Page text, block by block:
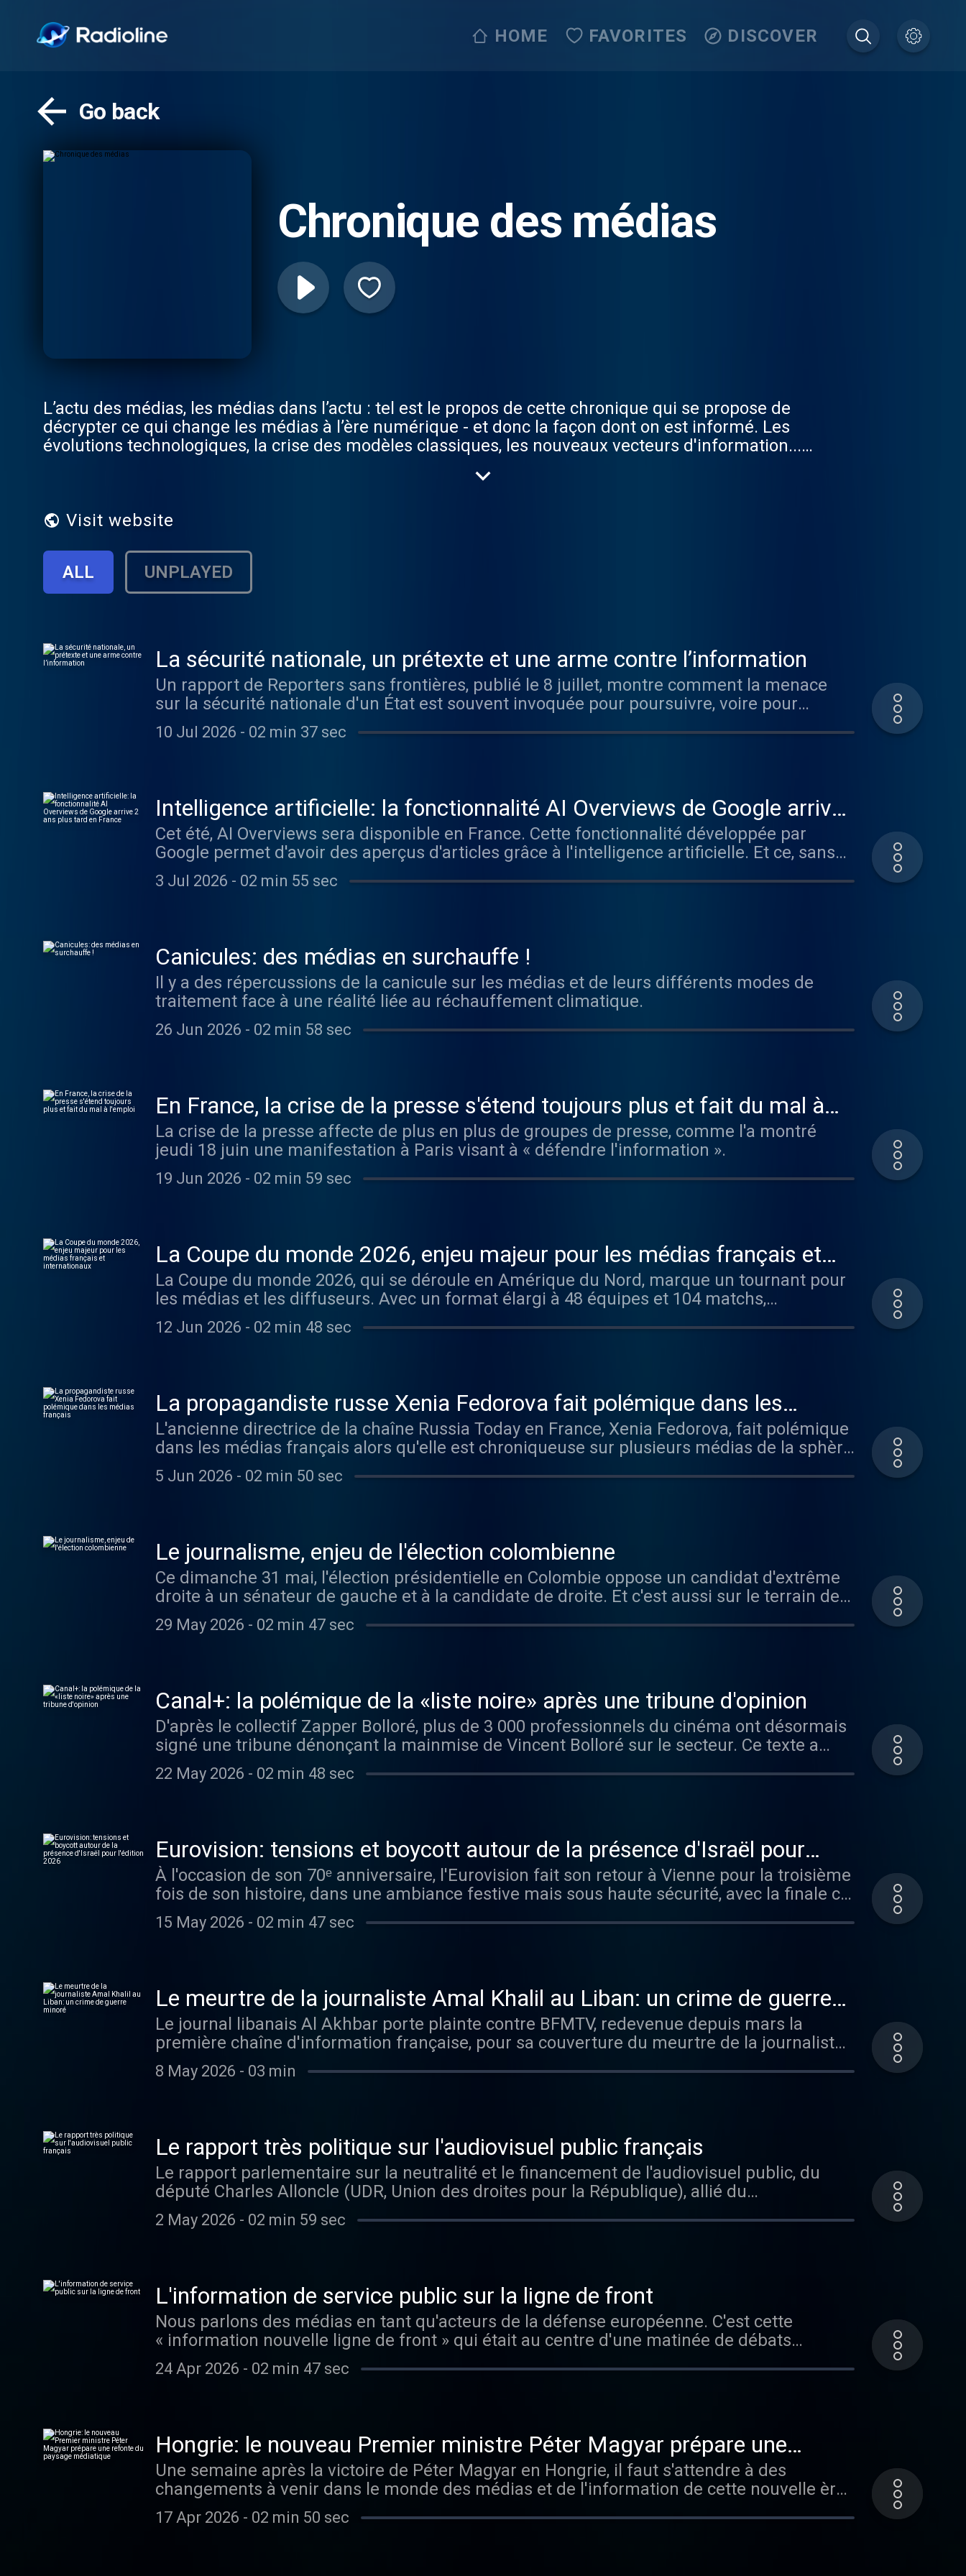
HOME FAVORITES DISCOVER
Go back
Chronique des médias
L’actu des médias, les médias dans l’actu : tel est le propos de cette chronique qui se propose de
décrypter ce qui change les médias à l’ère numérique - et donc la façon dont on est informé. Les
évolutions technologiques, la crise des modèles classiques, les nouveaux vecteurs d'information...
grands événements «médias» qui touchent la France, une attention particulière sera accordée à
revenir aussi avec un regard critique sur la façon dont les médias couvrent certains évènements et
partenariat avec le magazine «Stratégies».
Visit website
ALL UNPLAYED
La sécurité nationale, un prétexte et une arme contre l’information
Un rapport de Reporters sans frontières, publié le 8 juillet, montre comment la menace
sur la sécurité nationale d'un État est souvent invoquée pour poursuivre, voire pour
emprisonner des journalistes.
10 Jul 2026 - 02 min 37 sec
Intelligence artificielle: la fonctionnalité AI Overviews de Google arrive
2 ans plus tard en France
Cet été, AI Overviews sera disponible en France. Cette fonctionnalité développée par
Google permet d'avoir des aperçus d'articles grâce à l'intelligence artificielle. Et ce, sans
avoir à cliquer sur les sites des médias.
3 Jul 2026 - 02 min 55 sec
Canicules: des médias en surchauffe !
Il y a des répercussions de la canicule sur les médias et de leurs différents modes de
traitement face à une réalité liée au réchauffement climatique.
26 Jun 2026 - 02 min 58 sec
En France, la crise de la presse s'étend toujours plus et fait du mal à
l'emploi
La crise de la presse affecte de plus en plus de groupes de presse, comme l'a montré
jeudi 18 juin une manifestation à Paris visant à « défendre l'information ».
19 Jun 2026 - 02 min 59 sec
La Coupe du monde 2026, enjeu majeur pour les médias français et
internationaux
La Coupe du monde 2026, qui se déroule en Amérique du Nord, marque un tournant pour
les médias et les diffuseurs. Avec un format élargi à 48 équipes et 104 matchs,
l'événement promet des audiences record et des enjeux financiers colossaux. Entre
stratégies publicitaires innovantes, mobilisation sans précédent des rédactions et
12 Jun 2026 - 02 min 48 sec
La propagandiste russe Xenia Fedorova fait polémique dans les
médias français
L'ancienne directrice de la chaîne Russia Today en France, Xenia Fedorova, fait polémique
dans les médias français alors qu'elle est chroniqueuse sur plusieurs médias de la sphère
Bolloré.
5 Jun 2026 - 02 min 50 sec
Le journalisme, enjeu de l'élection colombienne
Ce dimanche 31 mai, l'élection présidentielle en Colombie oppose un candidat d'extrême
droite à un sénateur de gauche et à la candidate de droite. Et c'est aussi sur le terrain des
médias que se joue la confrontation.
29 May 2026 - 02 min 47 sec
Canal+: la polémique de la «liste noire» après une tribune d'opinion
D'après le collectif Zapper Bolloré, plus de 3 000 professionnels du cinéma ont désormais
signé une tribune dénonçant la mainmise de Vincent Bolloré sur le secteur. Ce texte a
secoué le monde du 7e art, en plein festival de Cannes. Le 17 mai, ils étaient 600
signataires avant la déclaration polémique du président de Canal+, Maxime Saada. Ce
22 May 2026 - 02 min 48 sec
Eurovision: tensions et boycott autour de la présence d'Israël pour
l'édition 2026
À l'occasion de son 70ᵉ anniversaire, l'Eurovision fait son retour à Vienne pour la troisième
fois de son histoire, dans une ambiance festive mais sous haute sécurité, avec la finale ce
samedi 16 mai 2026. Cette édition est une nouvelle fois marquée par la polémique autour
de la participation d'Israël. Cette année, comme lors des deux précédentes éditions, c'est
également appelé au boycott du célèbre concours européen de la chanson.
15 May 2026 - 02 min 47 sec
Le meurtre de la journaliste Amal Khalil au Liban: un crime de guerre
minoré
Le journal libanais Al Akhbar porte plainte contre BFMTV, redevenue depuis mars la
première chaîne d'information française, pour sa couverture du meurtre de la journaliste
Amal Khalil.
8 May 2026 - 03 min
Le rapport très politique sur l'audiovisuel public français
Le rapport parlementaire sur la neutralité et le financement de l'audiovisuel public, du
député Charles Alloncle (UDR, Union des droites pour la République), allié du
Rassemblement national (RN), sera publié ce lundi 4 mai 2026. On en connaît dès à
présent les principales préconisations.
2 May 2026 - 02 min 59 sec
L'information de service public sur la ligne de front
Nous parlons des médias en tant qu'acteurs de la défense européenne. C'est cette
« information nouvelle ligne de front » qui était au centre d'une matinée de débats
organisée par France Télévisions, le 14 avril.
24 Apr 2026 - 02 min 47 sec
Hongrie: le nouveau Premier ministre Péter Magyar prépare une
refonte du paysage médiatique
Une semaine après la victoire de Péter Magyar en Hongrie, il faut s'attendre à des
changements à venir dans le monde des médias et de l'information de cette nouvelle ère
post-Orban
17 Apr 2026 - 02 min 50 sec